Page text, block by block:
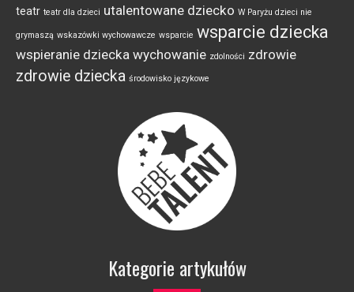
teatr teatr dla dzieci utalentowane dziecko W Paryżu dzieci nie
grymaszą wskazówki wychowawcze wsparcie wsparcie dziecka
wspieranie dziecka wychowanie zdolności zdrowie
zdrowie dziecka środowisko językowe
Kategorie artykułów